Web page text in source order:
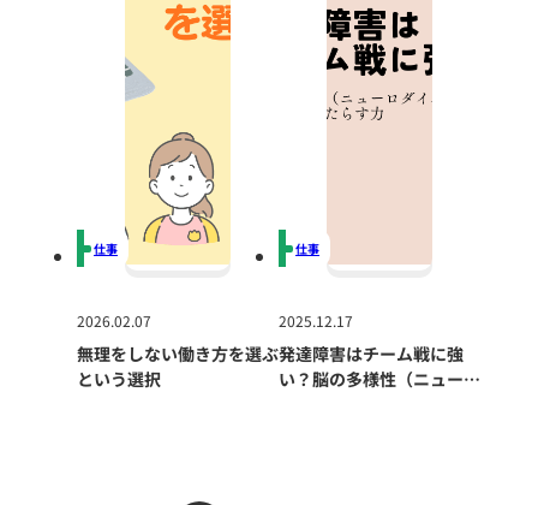
2026.02.07
無理をしない働き方を選ぶ
という選択
仕事
2025.12.17
発達障害はチーム戦に強
い？脳の多様性（ニューロ
仕事